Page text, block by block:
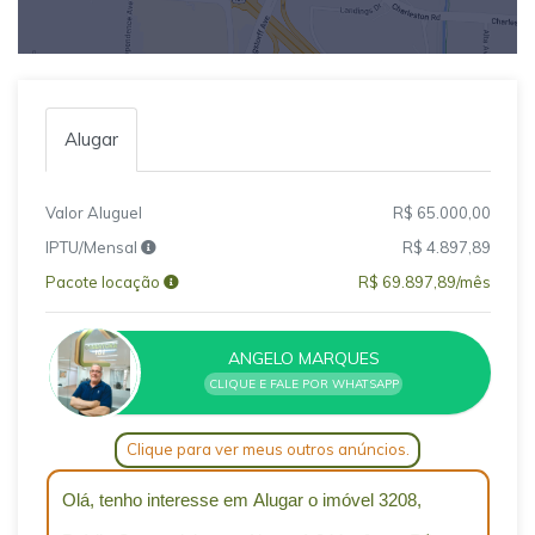
Alugar
Valor Aluguel
R$ 65.000,00
IPTU/Mensal
R$ 4.897,89
Pacote locação
R$ 69.897,89/mês
ANGELO MARQUES
CLIQUE E FALE POR WHATSAPP
Clique para ver meus outros anúncios.
Qual o melhor dia e horário pra você?